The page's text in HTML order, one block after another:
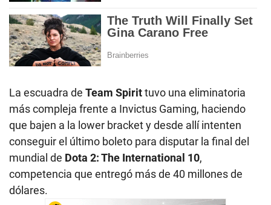
La escuadra de Team Spirittuvo una eliminatoria
más compleja frente a Invictus Gaming, haciendo
que bajen a la lower bracket y desde allí intenten
conseguir el último boleto para disputar la final del
mundial de Dota 2: The International 10,
competencia que entregó más de 40 millones de
dólares.